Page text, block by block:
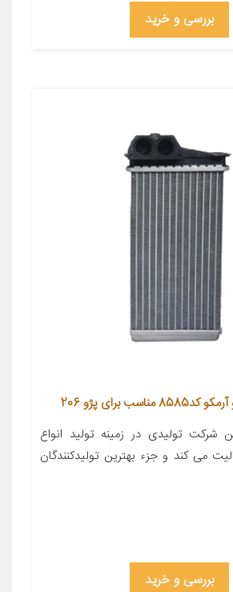
بررسی و خرید
برای پژو 206
تولیدی در زمینه تولید انواع
می کند و جزء بهترین تولیدکنندگان
بررسی و خرید